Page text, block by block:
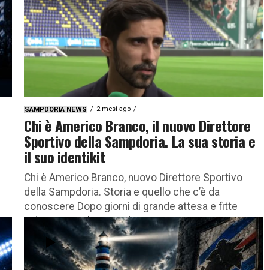
SAMPDORIA NEWS 2 mesi ago
Chi è Americo Branco, il nuovo Direttore
Sportivo della Sampdoria. La sua storia e
il suo identikit
Chi è Americo Branco, nuovo Direttore Sportivo
della Sampdoria. Storia e quello che c’è da
conoscere Dopo giorni di grande attesa e fitte
indiscrezioni, la Sampdoria...